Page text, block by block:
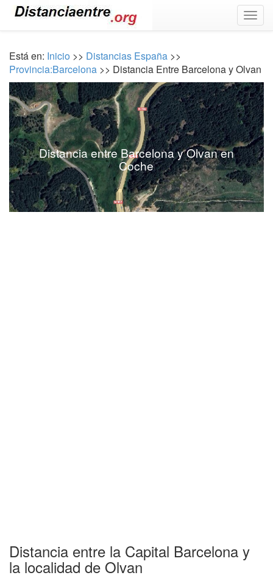
Está en: Inicio >> Distancias España >>
Provincia:Barcelona >> Distancia Entre Barcelona y Olvan
Distancia entre Barcelona y Olvan en
Coche
Distancia entre la Capital Barcelona y
la localidad de Olvan